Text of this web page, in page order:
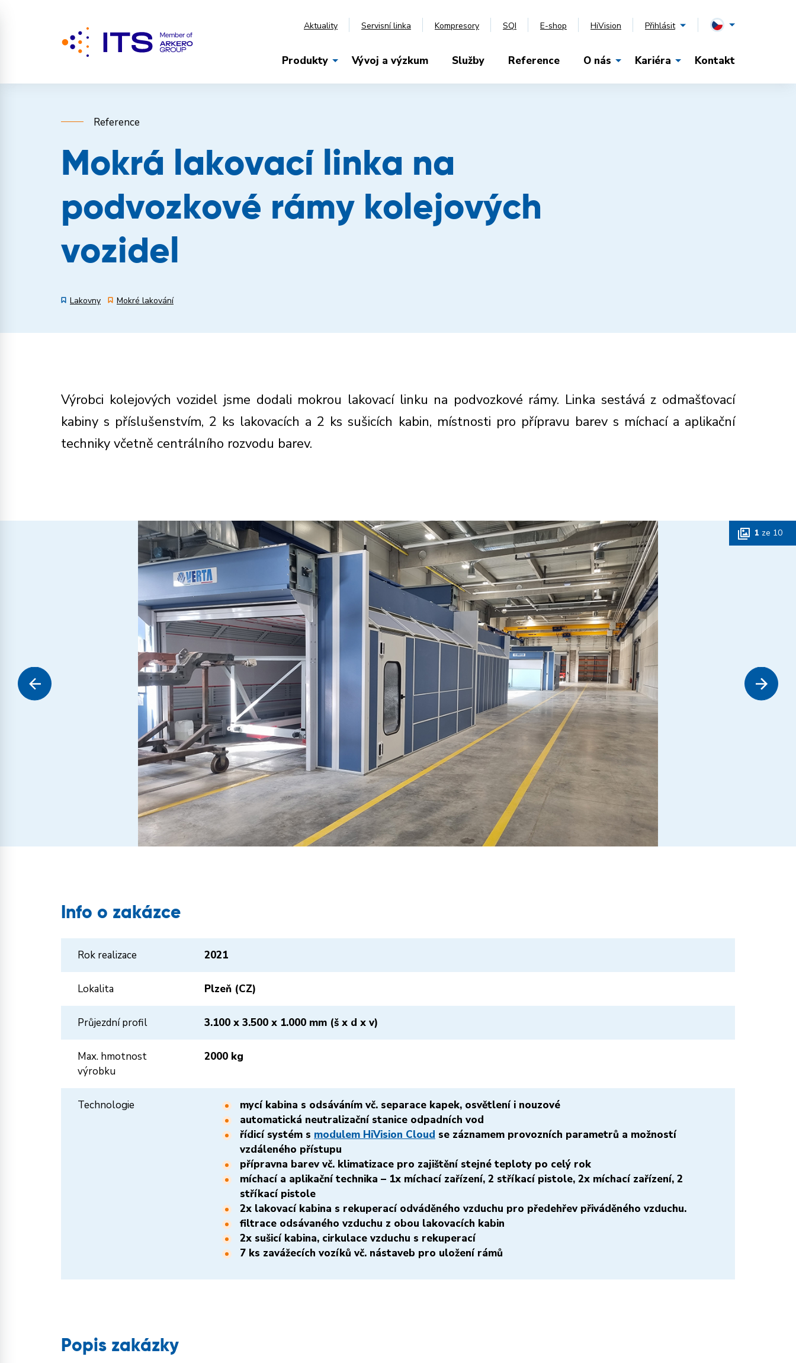
Aktuality Servisní linka Kompresory SQI E-shop HiVision Přihlásit
Produkty Vývoj a výzkum Služby Reference O nás Kariéra Kontakt
Reference
Mokrá lakovací linka na
podvozkové rámy kolejových
vozidel
Lakovny Mokré lakování
Výrobci kolejových vozidel jsme dodali mokrou lakovací linku na podvozkové rámy. Linka sestává z odmašťovací
kabiny s příslušenstvím, 2 ks lakovacích a 2 ks sušicích kabin, místnosti pro přípravu barev s míchací a aplikační
techniky včetně centrálního rozvodu barev.
1 ze 10
Info o zakázce
Rok realizace 2021
Lokalita Plzeň (CZ)
Průjezdní profil 3.100 x 3.500 x 1.000 mm (š x d x v)
Max. hmotnost
výrobku
2000 kg
Technologie
mycí kabina s odsáváním vč. separace kapek, osvětlení i nouzové
automatická neutralizační stanice odpadních vod
řídicí systém s modulem HiVision Cloud se záznamem provozních parametrů a možností
vzdáleného přístupu
přípravna barev vč. klimatizace pro zajištění stejné teploty po celý rok
míchací a aplikační technika – 1x míchací zařízení, 2 stříkací pistole, 2x míchací zařízení, 2
stříkací pistole
2x lakovací kabina s rekuperací odváděného vzduchu pro předehřev přiváděného vzduchu.
filtrace odsávaného vzduchu z obou lakovacích kabin
2x sušicí kabina, cirkulace vzduchu s rekuperací
7 ks zavážecích vozíků vč. nástaveb pro uložení rámů
Popis zakázky